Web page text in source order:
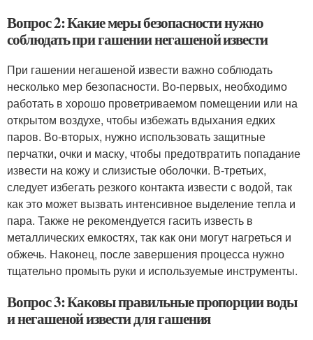
Вопрос 2: Какие меры безопасности нужно
соблюдать при гашении негашеной извести
При гашении негашеной извести важно соблюдать
несколько мер безопасности. Во-первых, необходимо
работать в хорошо проветриваемом помещении или на
открытом воздухе, чтобы избежать вдыхания едких
паров. Во-вторых, нужно использовать защитные
перчатки, очки и маску, чтобы предотвратить попадание
извести на кожу и слизистые оболочки. В-третьих,
следует избегать резкого контакта извести с водой, так
как это может вызвать интенсивное выделение тепла и
пара. Также не рекомендуется гасить известь в
металлических емкостях, так как они могут нагреться и
обжечь. Наконец, после завершения процесса нужно
тщательно промыть руки и используемые инструменты.
Вопрос 3: Каковы правильные пропорции воды
и негашеной извести для гашения